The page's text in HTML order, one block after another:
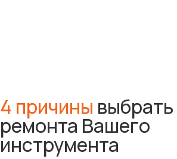
4 причины
ремонта Вашего
инструмента